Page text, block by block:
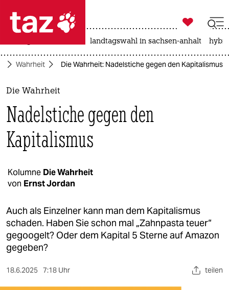
 taz zahl ich
taz zahl ich
themen
politik
öko
kultur
sport
berlin
nord
wahrheit

taz zahl ich
landtagswahl in sachsen-anhalt
Wahrheit Die Wahrheit: Nadelstiche gegen den Kapitalismus
Die Wahrheit
Nadelstiche gegen den
Kapitalismus
Kolumne Die Wahrheit
von Ernst Jordan
Auch als Einzelner kann man dem Kapitalismus
schaden. Haben Sie schon mal „Zahnpasta teuer“
gegoogelt? Oder dem Kapital 5 Sterne auf Amazon
gegeben?
18.6.2025 7:18 Uhr teilen